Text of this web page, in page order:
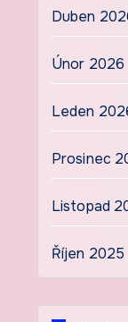
Duben
Únor 2026
Leden
Prosinec
Listopad
Říjen 2025